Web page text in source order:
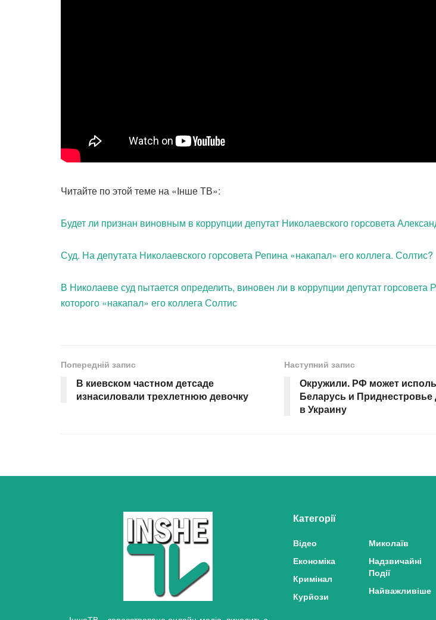
Читайте по этой теме на «Інше ТВ»:
Будет ли признан виновным в коррупции депутат Николаевского горсовета
Суд. На депутата Николаевского горсовета Репина «накапал» его коллега. Солтис?
В Николаеве суд пытается определить, виновен ли в коррупции депутат горсовета
которого «накапал» его коллега Солтис
Попередній запис
В киевском частном детсаде
изнасиловали трехлетнюю девочку
Наступний запис
Окружили. РФ может
Беларусь и Приднестровье
в Украину
Категорії
Відео
Економіка
Кримінал
Курйози
Миколаїв
Надзвичайні
Події
Найважливіше